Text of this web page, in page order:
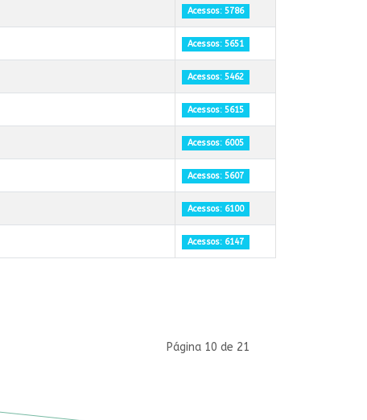
Acessos: 5786
Acessos: 5651
Acessos: 5462
Acessos: 5615
Acessos: 6005
Acessos: 5607
Acessos: 6100
Acessos: 6147
Página 10 de 21